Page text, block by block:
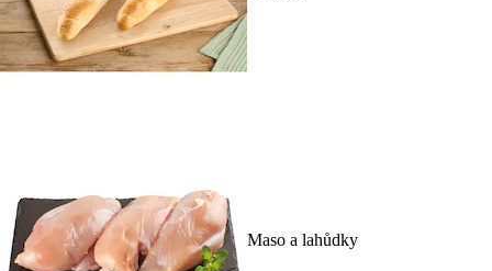
Maso a lahůdky